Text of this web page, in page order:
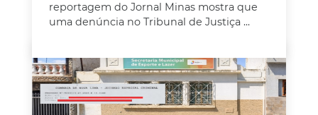
reportagem do Jornal Minas mostra que
uma denúncia no Tribunal de Justiça ...